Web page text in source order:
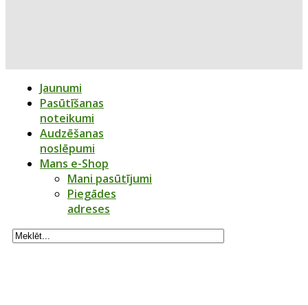
Jaunumi
Pasūtīšanas
noteikumi
Audzēšanas
noslēpumi
Mans e-Shop
Mani pasūtījumi
Piegādes
adreses